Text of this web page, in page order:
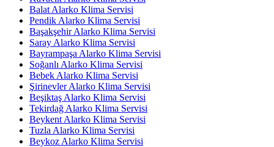
Balat Alarko Klima Servisi
Pendik Alarko Klima Servisi
Başakşehir Alarko Klima Servisi
Saray Alarko Klima Servisi
Bayrampaşa Alarko Klima Servisi
Soğanlı Alarko Klima Servisi
Bebek Alarko Klima Servisi
Şirinevler Alarko Klima Servisi
Beşiktaş Alarko Klima Servisi
Tekirdağ Alarko Klima Servisi
Beykent Alarko Klima Servisi
Tuzla Alarko Klima Servisi
Beykoz Alarko Klima Servisi